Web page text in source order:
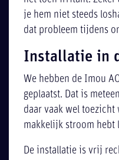
je hem niet steeds
dat probleem tijdens
Installatie in
We hebben de Imou
geplaatst. Dat is
daar vaak wel
makkelijk stroom hebt
De installatie is vrij